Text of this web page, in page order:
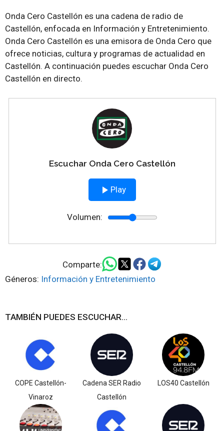
Onda Cero Castellón es una cadena de radio de
Castellón, enfocada en Información y Entretenimiento.
Onda Cero Castellón es una emisora de Onda Cero que
ofrece noticias, cultura y programas de actualidad en
Castellón. A continuación puedes escuchar Onda Cero
Castellón en directo.
Escuchar Onda Cero Castellón
Play
Volumen:
Comparte:
Géneros: Información y Entretenimiento
TAMBIÉN PUEDES ESCUCHAR...
COPE Castellón-
Vinaroz
Cadena SER Radio
Castellón
LOS40 Castellón